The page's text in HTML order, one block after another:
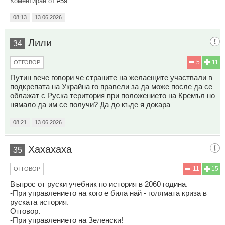
08:13 13.06.2026
34 Лили
11
5
ОТГОВОР
Путин вече говори че страните на желаещите участвали в
подкрепата на Украйна го правели за да може после да се
облажат с Руска територия при положението на Кремъл но
нямало да им се получи? Да до къде я докара
08:21 13.06.2026
35 Хахахаха
15
11
ОТГОВОР
Въпрос от руски учебник по история в 2060 година.
-При управлението на кого е била най - голямата криза в
руската история.
Отговор.
-При управлението на Зеленски!